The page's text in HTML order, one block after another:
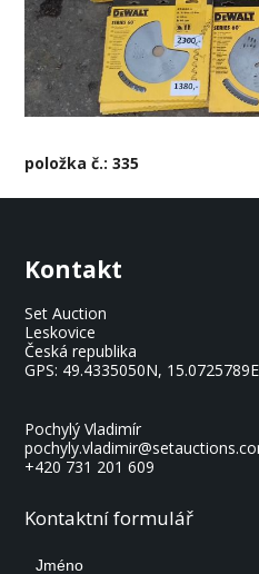
položka č.: 335
Kontakt
Set Auction
Leskovice
Česká republika
GPS: 49.4335050N, 15.0725789E
Pochylý Vladimír
+420 731 201 609
Kontaktní formulář